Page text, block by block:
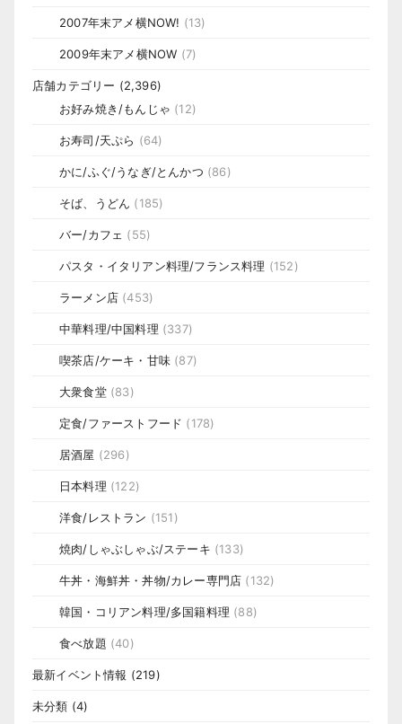
2007年末アメ横NOW! (13)
2009年末アメ横NOW (7)
店舗カテゴリー (2,396)
お好み焼き/もんじゃ (12)
お寿司/天ぷら (64)
かに/ふぐ/うなぎ/とんかつ (86)
そば、うどん (185)
バー/カフェ (55)
パスタ・イタリアン料理/フランス料理 (152)
ラーメン店 (453)
中華料理/中国料理 (337)
喫茶店/ケーキ・甘味 (87)
大衆食堂(83)
定食/ファーストフード (178)
居酒屋 (296)
日本料理 (122)
洋食/レストラン (151)
焼肉/しゃぶしゃぶ/ステーキ (133)
牛丼・海鮮丼・丼物/カレー専門店 (132)
韓国・コリアン料理/多国籍料理 (88)
食べ放題 (40)
最新イベント情報 (219)
未分類 (4)